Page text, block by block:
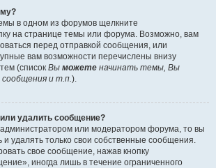
в одном из форумов щелкните
на странице темы или форума. Возможно, вам
перед отправкой сообщения, или
вам возможности перечислены внизу
(список Вы можете начинать темы, Вы
и т.п.).
или удалить сообщение?
или модератором форума, то вы
и удалять только свои собственные сообщения.
свое сообщение, нажав кнопку
иногда лишь в течение ограниченного